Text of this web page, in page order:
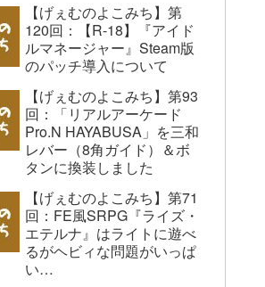
【げぇむのよこみち】第
120回：【R-18】『アイド
ルマネージャー』Steam版
のパッチ導入について
【げぇむのよこみち】第93
回：「リアルアーケード
Pro.N HAYABUSA」を三和
レバー（8角ガイド）＆ボ
タンに換装しました
【げぇむのよこみち】第71
回：FE風SRPG『ライズ・
エテルナ』はライトに遊べ
るがヘビィな問題がいっぱ
い…